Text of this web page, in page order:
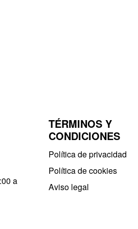
TÉRMINOS Y
CONDICIONES
Política de privacidad​
Política de cookies
Aviso legal
a